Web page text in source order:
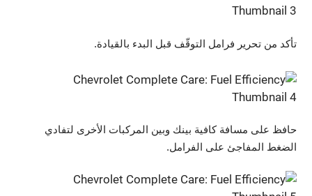
تأكد من تحرير فرامل التوقّف قبل البدء بالقيادة.
حافظ على مسافة كافية بينك وبين المركبات الأخرى لتفادي
الضغط المفاجئ على الفرامل.